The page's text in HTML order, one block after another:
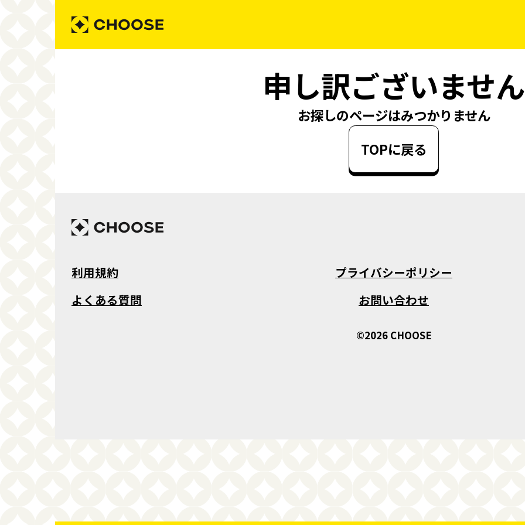
申し訳ございません
お探しのページはみつかりません
TOPに戻る
利用規約
プライバシーポリシー
よくある質問
お問い合わせ
©2026 CHOOSE